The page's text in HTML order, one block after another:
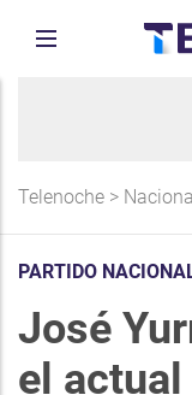
Telenoche >
PARTIDO
José
el